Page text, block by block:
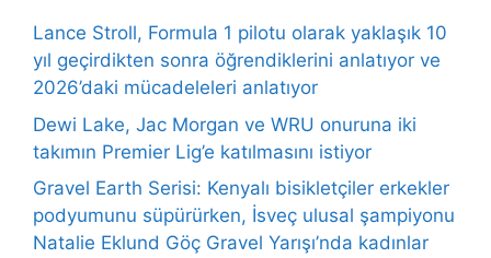
Lance Stroll, Formula 1 pilotu olarak yaklaşık 10
yıl geçirdikten sonra öğrendiklerini anlatıyor ve
2026’daki mücadeleleri anlatıyor
Dewi Lake, Jac Morgan ve WRU onuruna iki
takımın Premier Lig’e katılmasını istiyor
Gravel Earth Serisi: Kenyalı bisikletçiler erkekler
podyumunu süpürürken, İsveç ulusal şampiyonu
Natalie Eklund Göç Gravel Yarışı’nda kadınlar